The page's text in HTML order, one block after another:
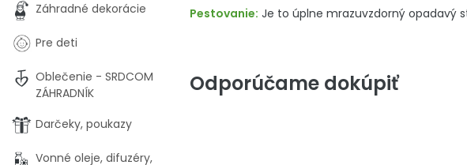
Pestovanie: Je to úplne mrazuvzdorný opadavý
Odporúčame dokúpiť
Záhradné dekorácie
Pre deti
Oblečenie - SRDCOM
ZÁHRADNÍK
Darčeky, poukazy
Vonné oleje, difuzéry,